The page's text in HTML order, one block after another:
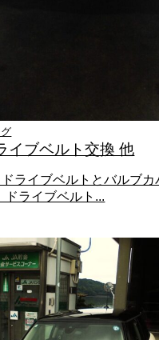
ブベルト交換 他
ライブベルトとバルブカ
ライブベルト...